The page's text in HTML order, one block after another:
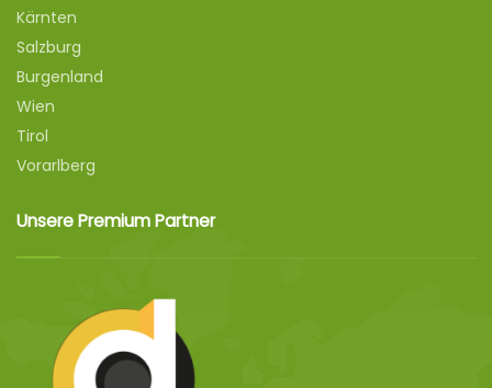
Kärnten
Salzburg
Burgenland
Wien
Tirol
Vorarlberg
Unsere Premium Partner